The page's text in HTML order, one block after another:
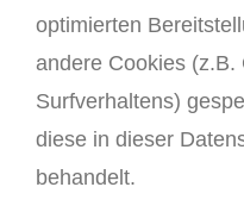
optimierten
andere Cookies (z.B.
Surfverhaltens)
diese in dieser
behandelt.